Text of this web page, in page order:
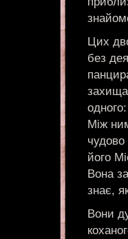
Цих
без
Між
його
Вона
знає,
Вони